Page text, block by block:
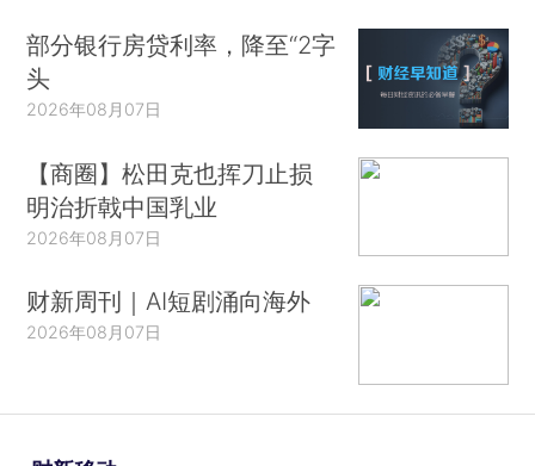
部分银行房贷利率，降至“2字
头
2026年08月07日
【商圈】松田克也挥刀止损
明治折戟中国乳业
2026年08月07日
财新周刊｜AI短剧涌向海外
2026年08月07日